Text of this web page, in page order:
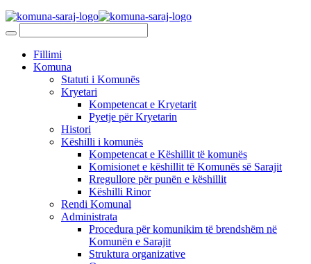
Fillimi
Komuna
Statuti i Komunës
Kryetari
Kompetencat e Kryetarit
Pyetje për Kryetarin
Histori
Këshilli i komunës
Kompetencat e Këshillit të komunës
Komisionet e këshillit të Komunës së Sarajit
Rregullore për punën e këshillit
Këshilli Rinor
Rendi Komunal
Administrata
Procedura për komunikim të brendshëm në
Komunën e Sarajit
Struktura organizative